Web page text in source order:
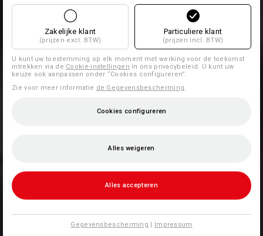
Zakelijke klant
(prijzen excl. BTW)
Particuliere klant
(prijzen incl. BTW)
U kunt uw toestemming op elk moment met werking voor de toekomst
intrekken via de Cookie-instellingen in ons privacybeleid. U kunt uw
keuze ook aanpassen onder “Cookies configureren”.
Zie voor meer informatie de Gegevensbescherming
Cookies configureren
Alles weigeren
Alles accepteren
Gegevensbescherming | Impressum